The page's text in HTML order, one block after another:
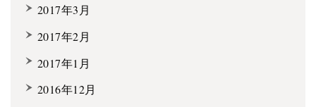
2017年3月
2017年2月
2017年1月
2016年12月